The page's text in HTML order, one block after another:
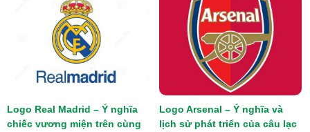
Logo Real Madrid – Ý nghĩa
chiếc vương miện trên cùng
Logo Arsenal – Ý nghĩa và
lịch sử phát triển của câu lạc